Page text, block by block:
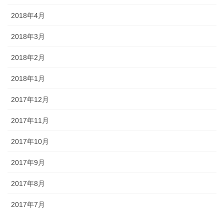
2018年4月
2018年3月
2018年2月
2018年1月
2017年12月
2017年11月
2017年10月
2017年9月
2017年8月
2017年7月